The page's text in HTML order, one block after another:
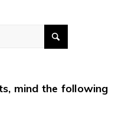
mind the following